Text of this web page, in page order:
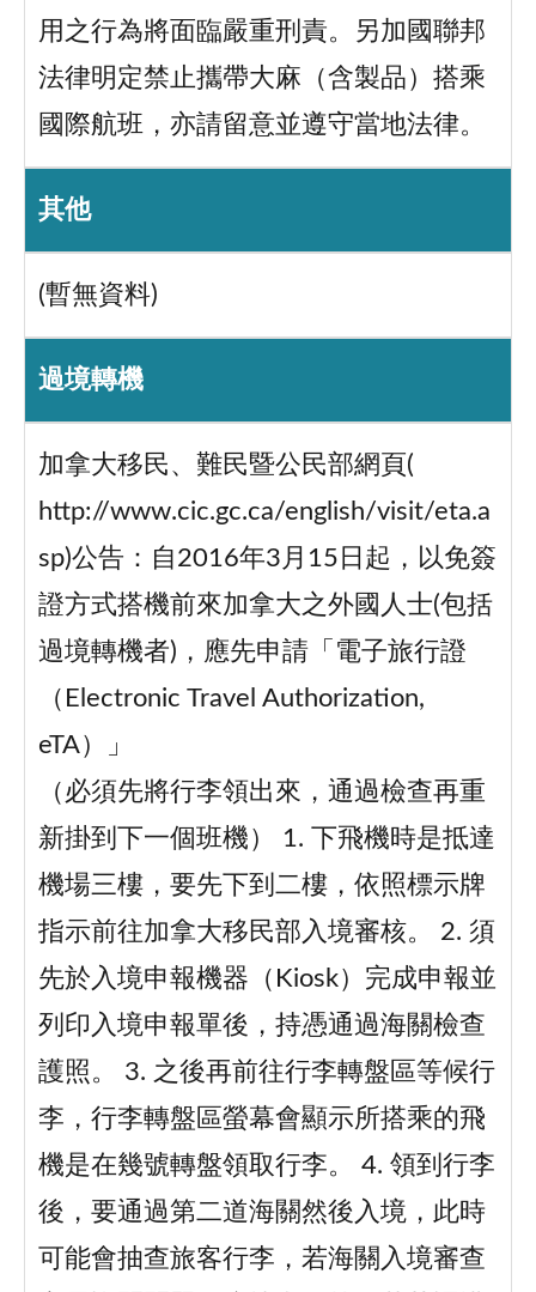
用之行為將面臨嚴重刑責。另加國聯邦
法律明定禁止攜帶大麻（含製品）搭乘
國際航班，亦請留意並遵守當地法律。
其他
(暫無資料)
過境轉機
加拿大移民、難民暨公民部網頁(
http://www.cic.gc.ca/english/visit/eta.a
sp)公告：自2016年3月15日起，以免簽
證方式搭機前來加拿大之外國人士(包括
過境轉機者)，應先申請「電子旅行證
（Electronic Travel Authorization,
eTA）」
（必須先將行李領出來，通過檢查再重
新掛到下一個班機） 1. 下飛機時是抵達
機場三樓，要先下到二樓，依照標示牌
指示前往加拿大移民部入境審核。 2. 須
先於入境申報機器（Kiosk）完成申報並
列印入境申報單後，持憑通過海關檢查
護照。 3. 之後再前往行李轉盤區等候行
李，行李轉盤區螢幕會顯示所搭乘的飛
機是在幾號轉盤領取行李。 4. 領到行李
後，要通過第二道海關然後入境，此時
可能會抽查旅客行李，若海關入境審查